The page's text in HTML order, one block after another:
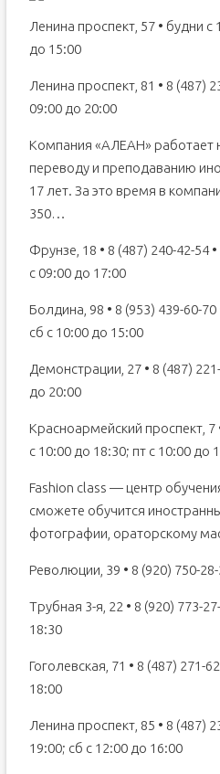
Ленина проспект, 57 • будни с
до 15:00
Ленина проспект, 81 • 8 (487)
09:00 до 20:00
Компания «АЛЕАН» работает
переводу и преподаванию
17 лет. За это время в
350…
Фрунзе, 18 • 8 (487) 240-42-54
с 09:00 до 17:00
Болдина, 98 • 8 (953) 439-60-
сб с 10:00 до 15:00
Демонстрации, 27 • 8 (487)
до 20:00
Красноармейский проспект, 7
с 10:00 до 18:30; пт с 10:00 до
Fashion class — центр
сможете обучится
фотографии, ораторскому
Революции, 39 • 8 (920) 750-
Трубная 3-я, 22 • 8 (920) 773-
18:30
Гоголевская, 71 • 8 (487) 271-
18:00
Ленина проспект, 85 • 8 (487)
19:00; сб с 12:00 до 16:00